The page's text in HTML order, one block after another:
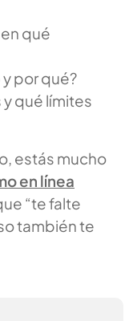
qué
por qué?
qué límites
estás mucho
en línea
“te falte
también te